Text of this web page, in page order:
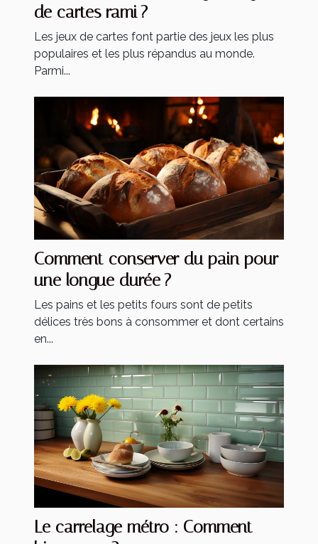
de cartes rami ?
Les jeux de cartes font partie des jeux les plus
populaires et les plus répandus au monde.
Parmi...
Comment conserver du pain pour
une longue durée ?
Les pains et les petits fours sont de petits
délices très bons à consommer et dont certains
en...
Le carrelage métro : Comment